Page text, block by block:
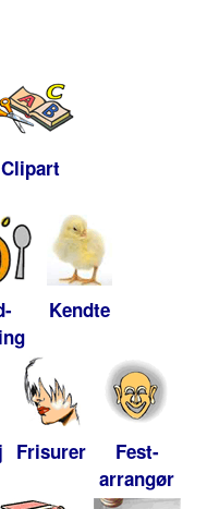
Clipart
Kendte
Frisurer
Fest-
arrangør